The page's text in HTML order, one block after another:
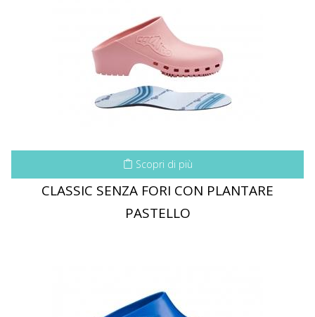
Scopri di più
CLASSIC SENZA FORI CON PLANTARE
PASTELLO